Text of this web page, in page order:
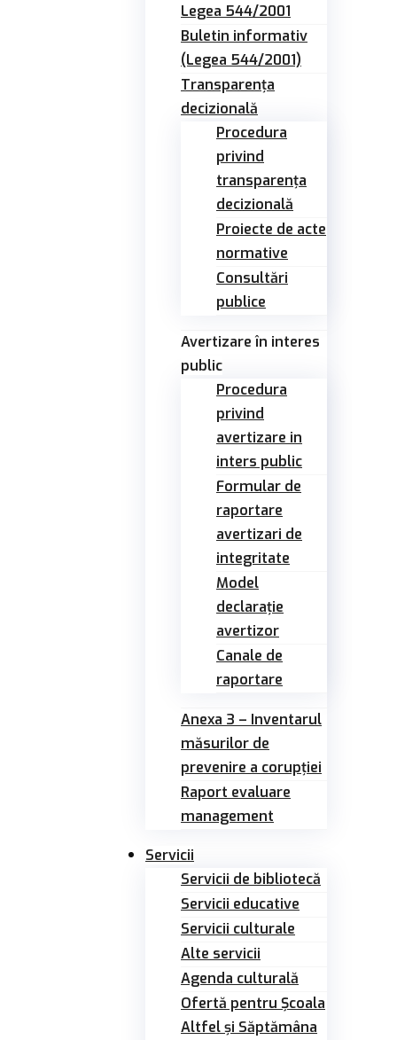
Legea 544/2001
Buletin informativ
(Legea 544/2001)
Transparența
decizională
Procedura
privind
transparența
decizională
Proiecte de acte
normative
Consultări
publice
Avertizare în interes
public
Procedura
privind
avertizare in
inters public
Formular de
raportare
avertizari de
integritate
Model
declarație
avertizor
Canale de
raportare
Anexa 3 – Inventarul
măsurilor de
prevenire a corupției
Raport evaluare
management
Servicii
Servicii de bibliotecă
Servicii educative
Servicii culturale
Alte servicii
Agenda culturală
Ofertă pentru Şcoala
Altfel și Săptămâna